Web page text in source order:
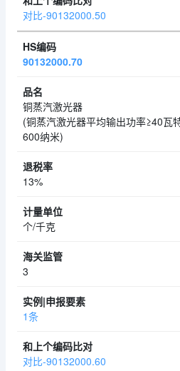
对比-90132000.50
90132000.70
铜蒸汽激光器
(铜蒸汽激光器平均输出功率≥40
600纳米)
13%
个/千克
3
1条
对比-90132000.60